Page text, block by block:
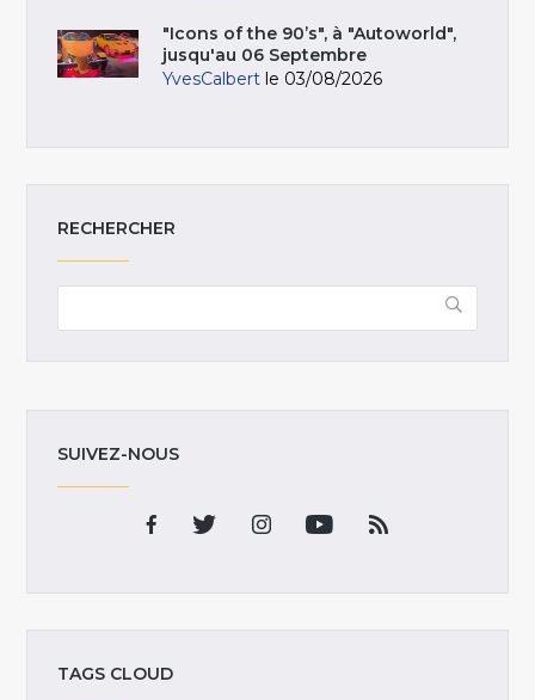
"Icons of the 90’s", à "Autoworld",
jusqu'au 06 Septembre
YvesCalbert le 03/08/2026
RECHERCHER
SUIVEZ-NOUS
TAGS CLOUD